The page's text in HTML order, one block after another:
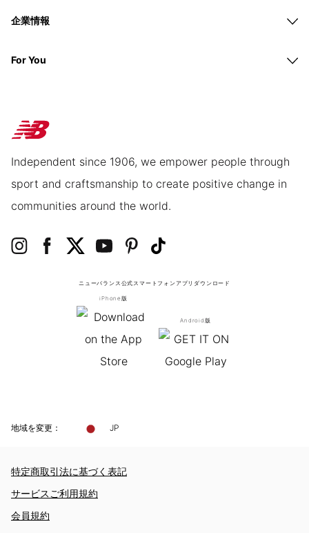
企業情報
For You
Independent since 1906, we empower people through
sport and craftsmanship to create positive change in
communities around the world.
ニューバランス公式スマートフォンアプリ ダウンロード
iPhone版
Android版
地域を変更： JP
特定商取引法に基づく表記
サービスご利用規約
会員規約